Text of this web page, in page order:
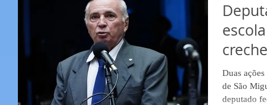
Duas
de São
deputado